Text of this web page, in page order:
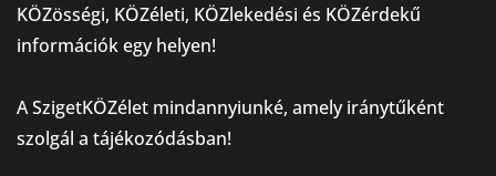
KÖZösségi, KÖZéleti, KÖZlekedési és KÖZérdekű
információk egy helyen!
A SzigetKÖZélet mindannyiunké, amely iránytűként
szolgál a tájékozódásban!